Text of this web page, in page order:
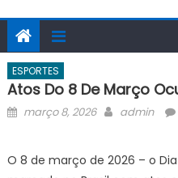
ESPORTES
Atos Do 8 De Março
Posted
março 8, 2026 Author
admin
O 8 de março de 2026 – o